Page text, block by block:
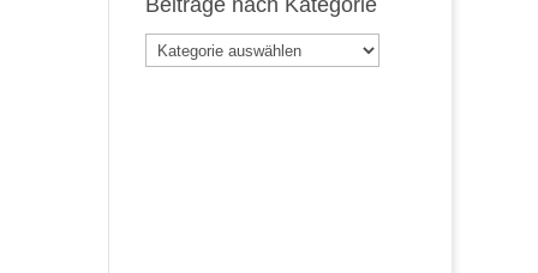
Beiträge nach Kategorie
Beiträge
nach